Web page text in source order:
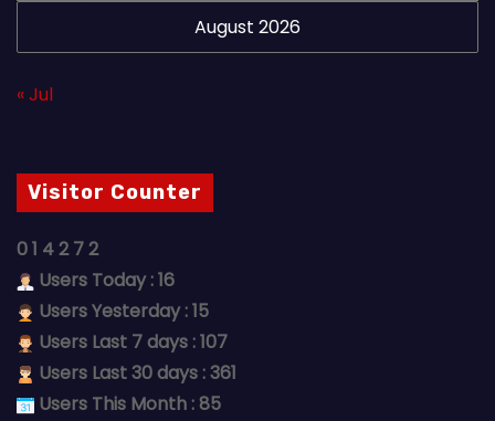
August 2026
« Jul
Visitor Counter
01 42 72
Users Today : 16
Users Yesterday : 15
Users Last 7 days : 107
Users Last 30 days : 361
Users This Month : 85